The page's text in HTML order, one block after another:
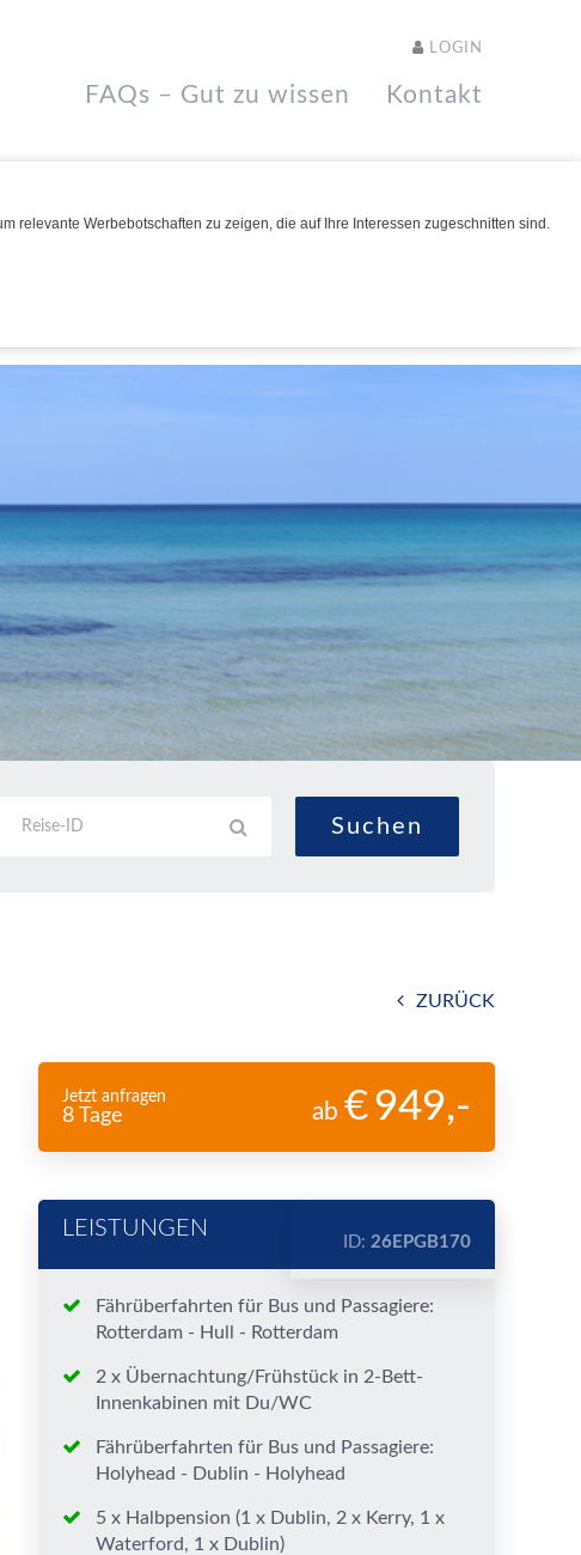
relevante Werbebotschaften zu zeigen, die auf Ihre Interessen zugeschnitten sind.
LOGIN
FAQs – Gut zu wissen Kontakt
ZURÜCK
Jetzt anfragen
8 Tage ab 949,-
LEISTUNGEN
Fährüberfahrten für Bus und Passagiere:
Rotterdam - Hull - Rotterdam
2 x Übernachtung/Frühstück in 2-Bett-
Innenkabinen mit Du/WC
Fährüberfahrten für Bus und Passagiere:
Holyhead - Dublin - Holyhead
5 x Halbpension (1 x Dublin, 2 x Kerry, 1 x
Waterford, 1 x Dublin)
ID: 26EPGB170